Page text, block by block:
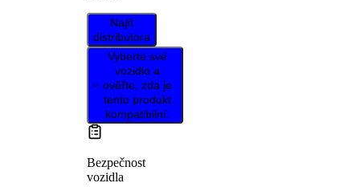
Najít
distributora
Vyberte své
vozidlo a
ověřte, zda je
tento produkt
kompatibilní.
Bezpečnost
vozidla